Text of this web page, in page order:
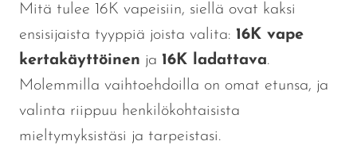
Mitä tulee 16K vapeisiin, siellä ovat kaksi
ensisijaista tyyppiä joista valita: 16K vape
kertakäyttöinen ja 16K ladattava.
Molemmilla vaihtoehdoilla on omat etunsa, ja
valinta riippuu henkilökohtaisista
mieltymyksistäsi ja tarpeistasi.